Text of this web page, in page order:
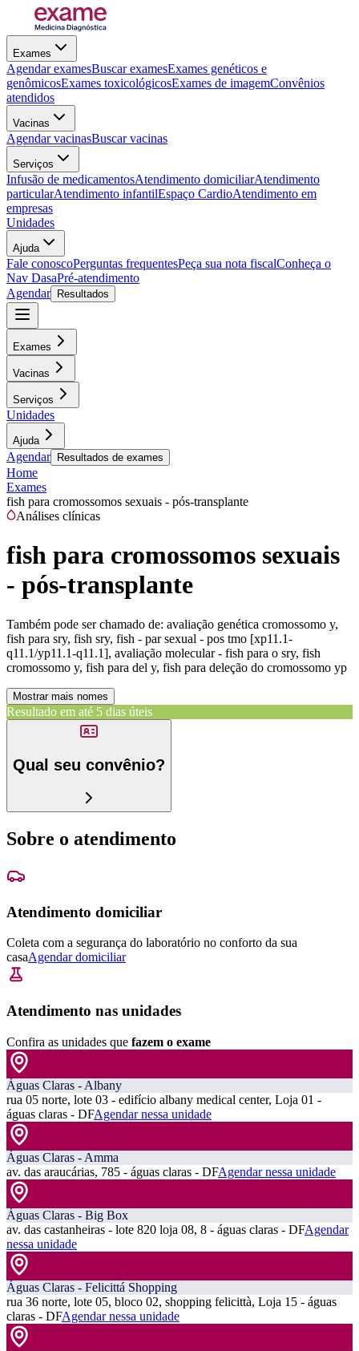
Exames
Agendar examesBuscar examesExames genéticos e
genômicosExames toxicológicosExames de imagemConvênios
atendidos
Vacinas
Agendar vacinasBuscar vacinas
Serviços
Infusão de medicamentosAtendimento domiciliarAtendimento
particularAtendimento infantilEspaço CardioAtendimento em
empresas
Unidades
Ajuda
Fale conoscoPerguntas frequentesPeça sua nota fiscalConheça o
Nav DasaPré-atendimento
Agendar
Resultados
Exames
Vacinas
Serviços
Unidades
Ajuda
Agendar Resultados de exames
Home
Exames
fish para cromossomos sexuais - pós-transplante
Análises clínicas
fish para cromossomos sexuais
- pós-transplante
Também pode ser chamado de: avaliação genética cromossomo y,
fish para sry, fish sry, fish - par sexual - pos tmo [xp11.1-
q11.1/yp11.1-q11.1], avaliação molecular - fish para o sry, fish
cromossomo y, fish para del y, fish para deleção do cromossomo yp
Mostrar mais nomes
Resultado em até 5 dias úteis
Qual seu convênio?
Sobre o atendimento
Atendimento domiciliar
Coleta com a segurança do laboratório no conforto da sua
casaAgendar domiciliar
Atendimento nas unidades
Confira as unidades que fazem o exame
Águas Claras - Albany
rua 05 norte, lote 03 - edifício albany medical center, Loja 01 -
águas claras - DFAgendar nessa unidade
Águas Claras - Amma
av. das araucárias, 785 - águas claras - DFAgendar nessa unidade
Águas Claras - Big Box
av. das castanheiras - lote 820 loja 08, 8 - águas claras - DFAgendar
nessa unidade
Águas Claras - Felicittá Shopping
rua 36 norte, lote 05, bloco 02, shopping felicittà, Loja 15 - águas
claras - DFAgendar nessa unidade